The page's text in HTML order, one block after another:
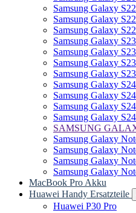
Samsung Galaxy
Samsung Galaxy
Samsung Galaxy
Samsung Galaxy
Samsung Galaxy
Samsung Galaxy
Samsung Galaxy
Samsung Galaxy
Samsung Galaxy
Samsung Galaxy
Samsung Galaxy
SAMSUNG
Samsung Galaxy
Samsung Galaxy
Samsung Galaxy
Samsung Galaxy
MacBook Pro Akku
Huawei Handy Ersatzteile
Huawei P30 Pro